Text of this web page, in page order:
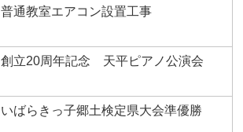
普通教室エアコン設置工事
創立20周年記念 天平ピアノ公演会
いばらきっ子郷土検定県大会準優勝